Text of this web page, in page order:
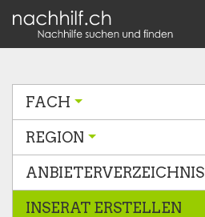
FACH
REGION
ANBIETERVERZEICHNIS
INSERAT ERSTELLEN